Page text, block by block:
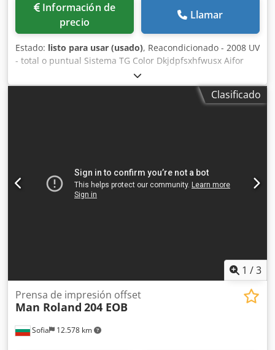
Información de
precio
Llamar
Estado: listo para usar (usado), Reacondicionado - 2008 UV
- total o puntual Sistema TG Color Dkjdpfsxhfwusx Aifor
Clasificado
1 /3
Sofia 12.578 km
Prensa de impresión offset
Man Roland 204 EOB